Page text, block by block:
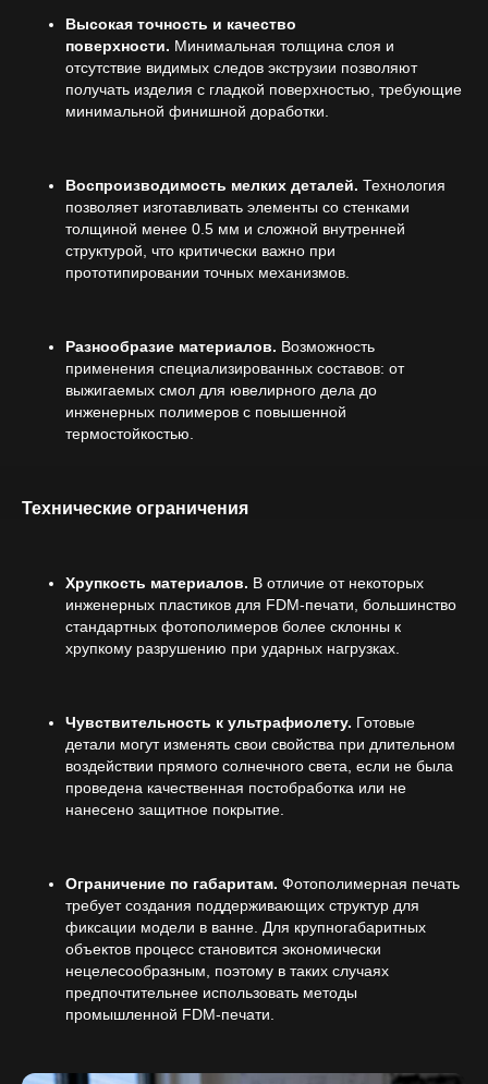
Высокая точность и качество
поверхности. Минимальная толщина слоя и
отсутствие видимых следов экструзии позволяют
получать изделия с гладкой поверхностью, требующие
минимальной финишной доработки.
Воспроизводимость мелких деталей. Технология
позволяет изготавливать элементы со стенками
толщиной менее 0.5 мм и сложной внутренней
структурой, что критически важно при
прототипировании точных механизмов.
Разнообразие материалов. Возможность
применения специализированных составов: от
выжигаемых смол для ювелирного дела до
инженерных полимеров с повышенной
термостойкостью.
Технические ограничения
Хрупкость материалов. В отличие от некоторых
инженерных пластиков для FDM-печати, большинство
стандартных фотополимеров более склонны к
хрупкому разрушению при ударных нагрузках.
Чувствительность к ультрафиолету. Готовые
детали могут изменять свои свойства при длительном
воздействии прямого солнечного света, если не была
проведена качественная постобработка или не
нанесено защитное покрытие.
Ограничение по габаритам. Фотополимерная печать
требует создания поддерживающих структур для
фиксации модели в ванне. Для крупногабаритных
объектов процесс становится экономически
нецелесообразным, поэтому в таких случаях
предпочтительнее использовать методы
промышленной FDM-печати.